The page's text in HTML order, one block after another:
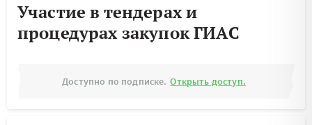
Участие в тендерах и
процедурах закупок ГИАС
Доступно по подписке. Открыть доступ.